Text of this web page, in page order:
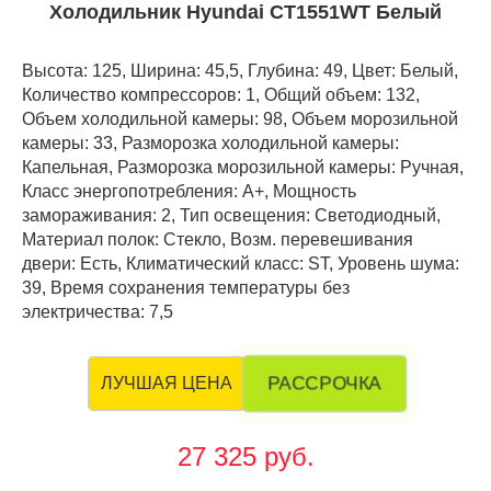
Холодильник Hyundai CT1551WT Белый
Высота: 125, Ширина: 45,5, Глубина: 49, Цвет: Белый,
Количество компрессоров: 1, Общий объем: 132,
Объем холодильной камеры: 98, Объем морозильной
камеры: 33, Разморозка холодильной камеры:
Капельная, Разморозка морозильной камеры: Ручная,
Класс энергопотребления: А+, Мощность
замораживания: 2, Тип освещения: Светодиодный,
Материал полок: Стекло, Возм. перевешивания
двери: Есть, Климатический класс: ST, Уровень шума:
39, Время сохранения температуры без
электричества: 7,5
ЛУЧШАЯ ЦЕНА РАССРОЧКА
27 325 руб.